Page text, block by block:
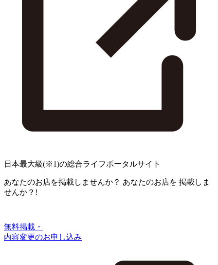
日本最大級(※1)の総合ライフポータルサイト
あなたのお店を掲載しませんか？ あなたのお店を 掲載しま
せんか？!
無料掲載・
内容変更のお申し込み